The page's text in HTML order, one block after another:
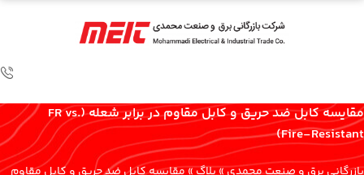
مقایسه کابل ضد حریق و کابل مقاوم در برابر شعله (FR vs.
Fire-Resistant)